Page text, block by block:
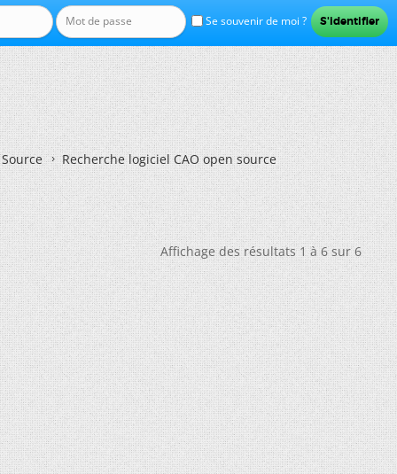
Se souvenir de moi ?
Recherche logiciel CAO open source
Affichage des résultats 1 à 6 sur 6